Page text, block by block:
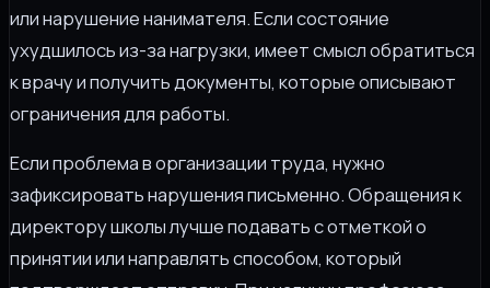
или нарушение нанимателя. Если состояние
ухудшилось из-за нагрузки, имеет смысл обратиться
к врачу и получить документы, которые описывают
ограничения для работы.
Если проблема в организации труда, нужно
зафиксировать нарушения письменно. Обращения к
директору школы лучше подавать с отметкой о
принятии или направлять способом, который